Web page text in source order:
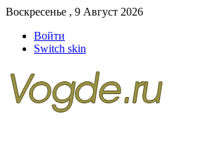
Воскресенье , 9 Август 2026
Войти
Switch skin